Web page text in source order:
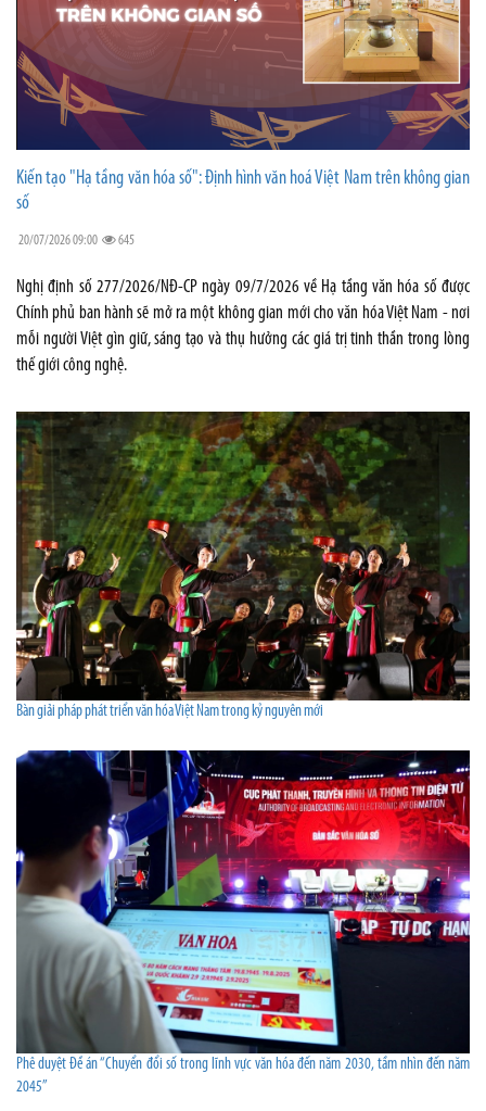
Kiến tạo "Hạ tầng văn hóa số": Định hình văn hoá Việt Nam trên không gian
số
20/07/2026 09:00 645
Nghị định số 277/2026/NĐ-CP ngày 09/7/2026 về Hạ tầng văn hóa số được
Chính phủ ban hành sẽ mở ra một không gian mới cho văn hóa Việt Nam - nơi
mỗi người Việt gìn giữ, sáng tạo và thụ hưởng các giá trị tinh thần trong lòng
thế giới công nghệ.
Bàn giải pháp phát triển văn hóa Việt Nam trong kỷ nguyên mới
Phê duyệt Đề án “Chuyển đổi số trong lĩnh vực văn hóa đến năm 2030, tầm nhìn đến năm
2045”